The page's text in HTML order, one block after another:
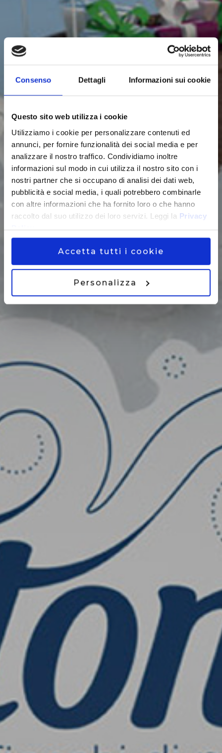
Consenso Dettagli Informazioni sui cookie
Questo sito web utilizza i cookie
Utilizziamo i cookie per personalizzare contenuti ed
annunci, per fornire funzionalità dei social media e per
analizzare il nostro traffico. Condividiamo inoltre
informazioni sul modo in cui utilizza il nostro sito con i
nostri partner che si occupano di analisi dei dati web,
pubblicità e social media, i quali potrebbero combinarle
con altre informazioni che ha fornito loro o che hanno
raccolto dal suo utilizzo dei loro servizi. Leggi la Privacy
Policy
Accetta tutti i cookie
Personalizza
Il sito Cotoneve vincitore dei